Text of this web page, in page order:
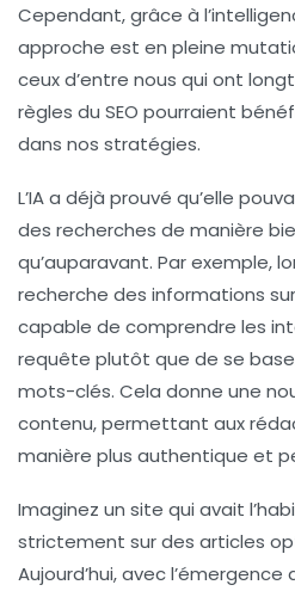
Cependant, grâce à l’
approche est en pleine
ceux d’entre nous qui ont
règles du SEO pourraient
dans nos stratégies.
L’IA a déjà prouvé qu’elle
des recherches de manière
qu’auparavant. Par exemple,
recherche des informations
capable de comprendre les
requête plutôt que de se
mots-clés. Cela donne une
contenu, permettant aux
manière plus authentique et
Imaginez un site qui avait
strictement sur des articles
Aujourd’hui, avec l’émergence